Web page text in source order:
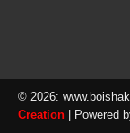
© 2026:
Creation | Powered